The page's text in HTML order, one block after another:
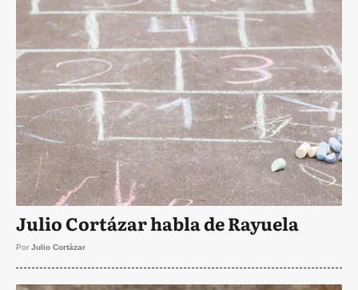
Julio Cortázar habla de Rayuela
Por Julio Cortázar